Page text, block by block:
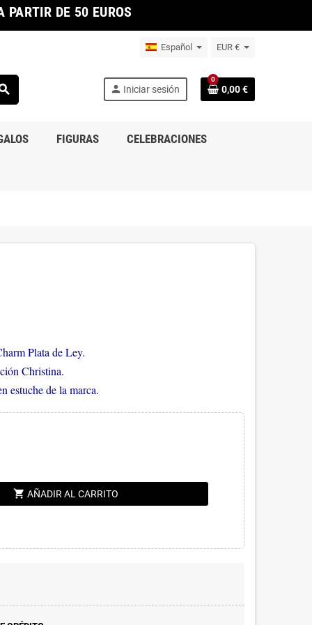
PARTIR DE 50 EUROS
Español EUR €
person Iniciar sesión
0
0,00 €
FIGURAS CELEBRACIONES
Plata de Ley.
Christina.
estuche de la marca.
shopping_cart AÑADIR AL CARRITO